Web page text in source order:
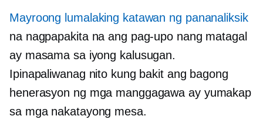
Mayroong lumalaking katawan ng pananaliksik
na nagpapakita na ang pag-upo nang matagal
ay masama sa iyong kalusugan.
Ipinapaliwanag nito kung bakit ang bagong
henerasyon ng mga manggagawa ay yumakap
sa mga nakatayong mesa.